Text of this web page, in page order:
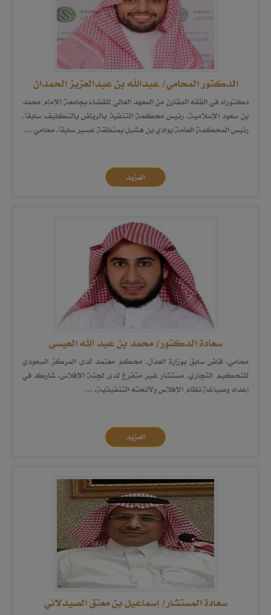
الدكتور المحامي/ عبدالله بن عبدالعزيز الحمدان
دكتوراه في الفقه المقارن من المعهد العالي للقضاء بجامعة الإمام محمد
بن سعود الإسلامية. رئيس محكمة التنفيذ بالرياض بالتكليف سابقاً.
رئيس المحكمة العامة بوادي بن هشبل بمنطقة عسير سابقاً. محامي ...
المزيد
سعادة الدكتور/ محمد بن عبد الله العيسى
محامي. قاض سابق بوزارة العدل. محكم معتمد لدى المركز السعودي
للتحكيم التجاري. مستشار غير متفرغ لدى لجنة الإفلاس. شارك في
إعداد وصياغة نظام الإفلاس ولائحته التنفيذية. ...
المزيد
سعادة المستشار/ إسماعيل بن معتق الصيدلاني